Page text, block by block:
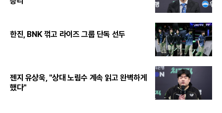
한진, BNK 꺾고 라이즈 그룹 단독 선두
젠지 유상욱, "상대 노림수 계속 읽고 완벽하게
했다"